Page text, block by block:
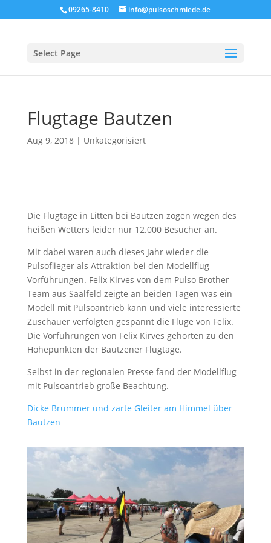
09265-8410 info@pulsoschmiede.de
Select Page
Flugtage Bautzen
Aug 9, 2018| Unkategorisiert
Die Flugtage in Litten bei Bautzen zogen wegen des
heißen Wetters leider nur 12.000 Besucher an.
Mit dabei waren auch dieses Jahr wieder die
Pulsoflieger als Attraktion bei den Modellflug
Vorführungen. Felix Kirves von dem Pulso Brother
Team aus Saalfeld zeigte an beiden Tagen was ein
Modell mit Pulsoantrieb kann und viele interessierte
Zuschauer verfolgten gespannt die Flüge von Felix.
Die Vorführungen von Felix Kirves gehörten zu den
Höhepunkten der Bautzener Flugtage.
Selbst in der regionalen Presse fand der Modellflug
mit Pulsoantrieb große Beachtung.
Dicke Brummer und zarte Gleiter am Himmel über
Bautzen